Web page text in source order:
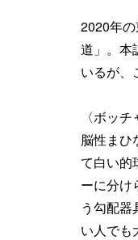
2020年
道」。本
いるが、
〈ボッチ
脳性まひ
て白い的
ーに分け
う勾配
い人でも